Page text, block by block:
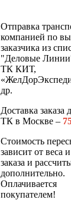
Отправка
компанией по
заказчика из
"Деловые
ТК КИТ,
др.
Доставка заказа
ТК в Москве – 7
Стоимость
зависит от веса
заказа и
дополнительно.
Оплачивается
покупателем!